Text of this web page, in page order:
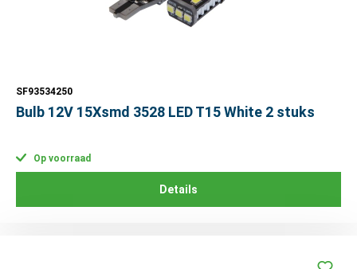
SF93534250
Bulb 12V 15Xsmd 3528 LED T15 White 2 stuks
Op voorraad
Details